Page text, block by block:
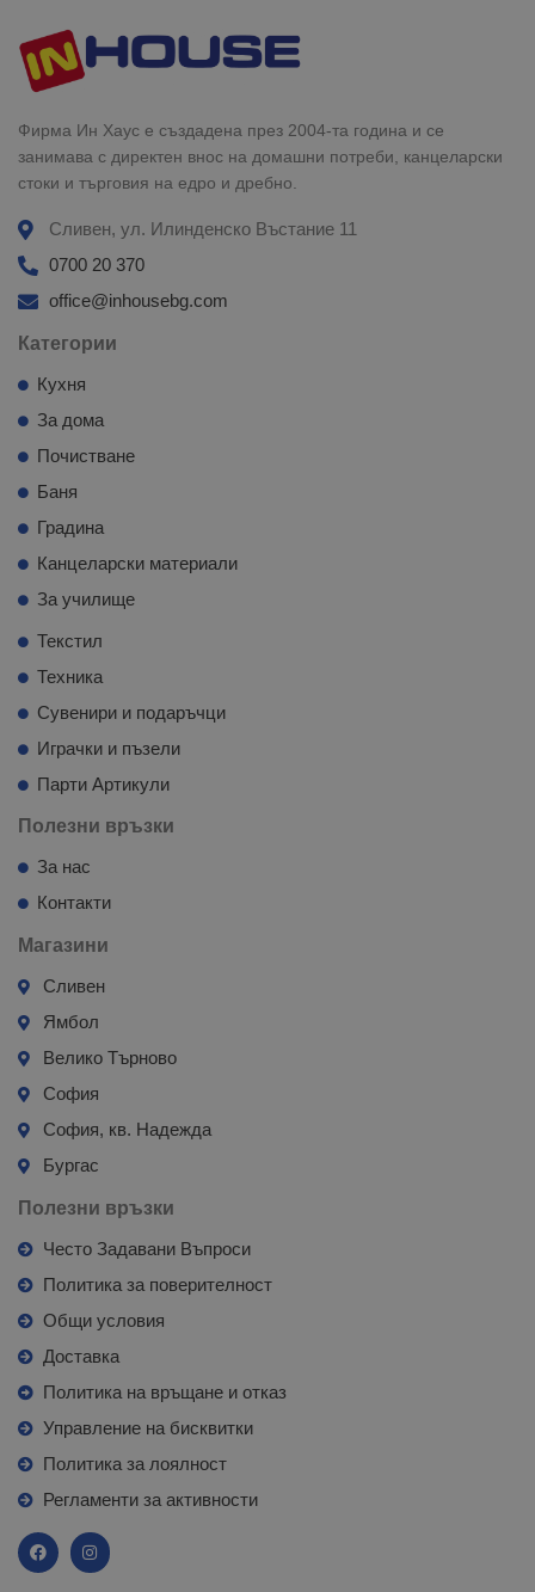
Фирма Ин Хаус е създадена през 2004-та година и се
занимава с директен внос на домашни потреби, канцеларски
стоки и търговия на едро и дребно.
Сливен, ул. Илинденско Въстание 11
0700 20 370
office@inhousebg.com
Категории
Кухня
За дома
Почистване
Баня
Градина
Канцеларски материали
За училище
Текстил
Техника
Сувенири и подаръчци
Играчки и пъзели
Парти Артикули
Полезни връзки
За нас
Контакти
Магазини
Сливен
Ямбол
Велико Търново
София
София, кв. Надежда
Бургас
Полезни връзки
Често Задавани Въпроси
Политика за поверителност
Общи условия
Доставка
Политика на връщане и отказ
Управление на бисквитки
Политика за лоялност
Регламенти за активности